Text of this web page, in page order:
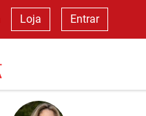
Loja Entrar